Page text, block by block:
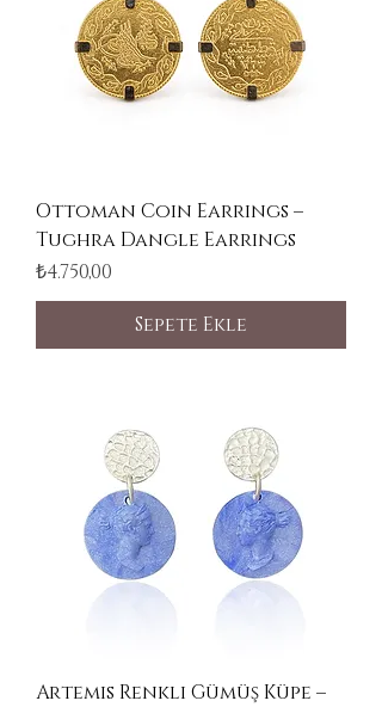
Ottoman Coin Earrings –
Tughra Dangle Earrings
Fiyat
₺4.750,00
Sepete Ekle
Artemis Renkli Gümüş Küpe –